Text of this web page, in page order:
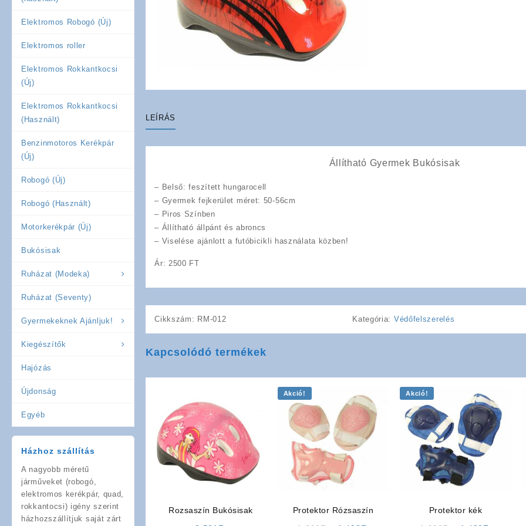
Elektromos Robogó (Új)
Elektromos roller
Elektromos Rokkantkocsi
(Új)
Elektromos Rokkantkocsi
(Használt)
Benzinmotoros Kerékpár
(Új)
Robogó (Új)
Robogó (Használt)
Motorkerékpár (Új)
Bukósisak
Ruházat (Modeka)
Ruházat (Seventy)
Gyermekeknek Ajánljuk!
Kiegészítők
Hajózás
Újdonság
Egyéb
Házhoz szállítás
A nagyobb méretű
járműveket (robogó,
elektromos kerékpár, quad,
rokkantocsi) igény szerint
házhozszállítjuk saját zárt
LEÍRÁS
Állítható Gyermek Bukósisak
– Belső: feszített hungarocell
– Gyermek fejkerület méret: 50-56cm
– Piros Színben
– Állítható állpánt és abroncs
– Viselése ajánlott a futóbicikli használata közben!
Ár: 2500 FT
Cikkszám: RM-012 Kategória: Védőfelszerelés
Kapcsolódó termékek
Rozsaszín Bukósisak
Akció!
Protektor Rózsaszín
Akció!
Protektor kék